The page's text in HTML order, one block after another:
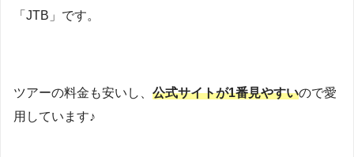
「JTB」です。
ツアーの料金も安いし、 公式サイトが1番見やすいので愛
用しています♪